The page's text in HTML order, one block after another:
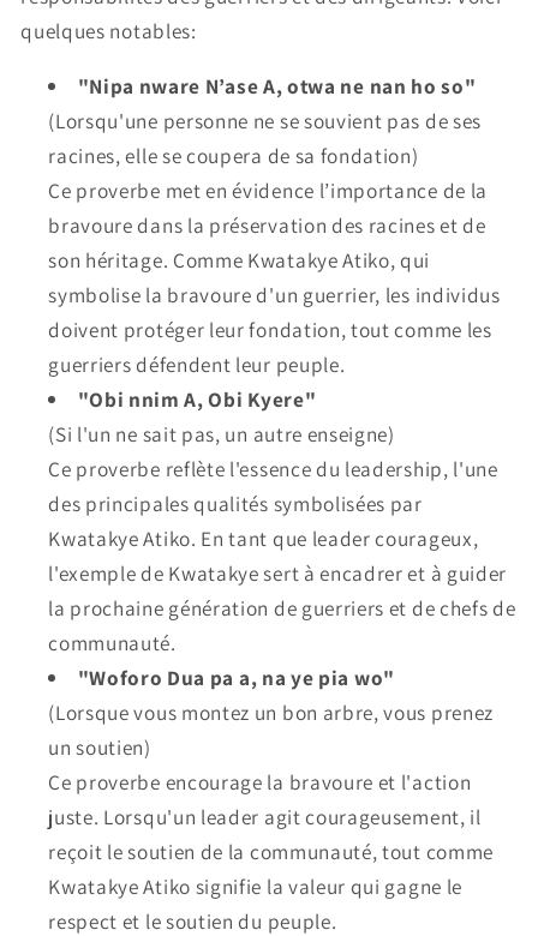
quelques notables:
"Nipa nware N’ase A, otwa ne nan ho so"
(Lorsqu'une personne ne se souvient pas de ses
racines, elle se coupera de sa fondation)
Ce proverbe met en évidence l’importance de la
bravoure dans la préservation des racines et de
son héritage. Comme Kwatakye Atiko, qui
symbolise la bravoure d'un guerrier, les individus
doivent protéger leur fondation, tout comme les
guerriers défendent leur peuple.
"Obi nnim A, Obi Kyere"
(Si l'un ne sait pas, un autre enseigne)
Ce proverbe reflète l'essence du leadership, l'une
des principales qualités symbolisées par
Kwatakye Atiko. En tant que leader courageux,
l'exemple de Kwatakye sert à encadrer et à guider
la prochaine génération de guerriers et de chefs de
communauté.
"Woforo Dua pa a, na ye pia wo"
(Lorsque vous montez un bon arbre, vous prenez
un soutien)
Ce proverbe encourage la bravoure et l'action
juste. Lorsqu'un leader agit courageusement, il
reçoit le soutien de la communauté, tout comme
Kwatakye Atiko signifie la valeur qui gagne le
respect et le soutien du peuple.